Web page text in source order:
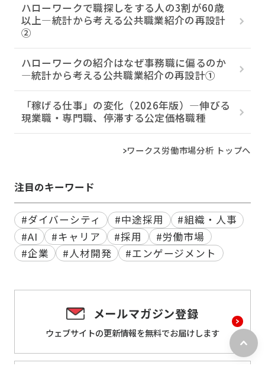
ハローワークで職探しをする人の3割が60歳
以上―統計から考える公共職業紹介の再設計
②
ハローワークの紹介はなぜ事務職に偏るのか
―統計から考える公共職業紹介の再設計①
「稼げる仕事」の変化（2026年版）―伸びる
現業職・専門職、停滞する公定価格職種
ワークス労働市場分析 トップへ
注目のキーワード
#ダイバーシティ #中途採用
#組織・人事
#AI
#キャリア #採用
#労働市場
#企業
#人材開発 #エンゲージメント
メールマガジン登録
ウェブサイトの更新情報を無料でお届けします